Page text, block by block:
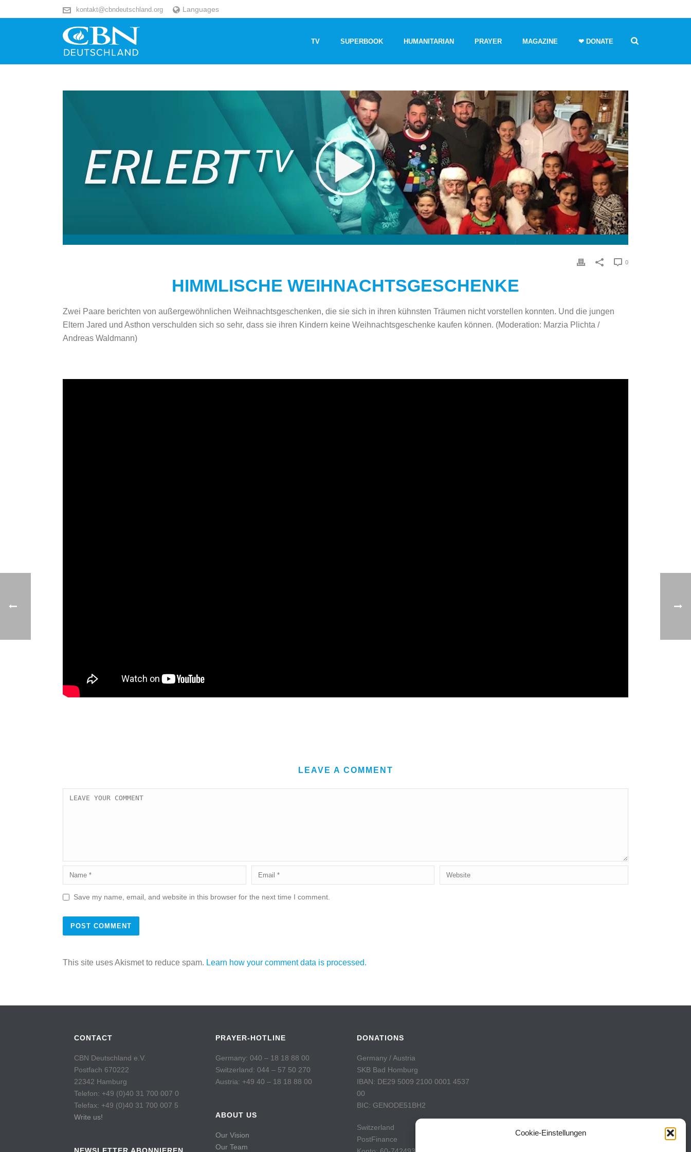
Cookie-Einstellungen
kontakt@cbndeutschland.org Languages
TV SUPERBOOK HUMANITARIAN PRAYER MAGAZINE ❤ DONATE
0
HIMMLISCHE WEIHNACHTSGESCHENKE
Zwei Paare berichten von außergewöhnlichen Weihnachtsgeschenken, die sie sich in ihren kühnsten Träumen nicht vorstellen konnten. Und die jungen
Eltern Jared und Asthon verschulden sich so sehr, dass sie ihren Kindern keine Weihnachtsgeschenke kaufen können. (Moderation: Marzia Plichta /
Andreas Waldmann)
LEAVE A COMMENT
Save my name, email, and website in this browser for the next time I comment.
This site uses Akismet to reduce spam. Learn how your comment data is processed.
CONTACT
CBN Deutschland e.V.
Postfach 670222
22342 Hamburg
Telefon: +49 (0)40 31 700 007 0
Telefax: +49 (0)40 31 700 007 5
Write us!
NEWSLETTER ABONNIEREN
PRAYER-HOTLINE
Germany: 040 – 18 18 88 00
Switzerland: 044 – 57 50 270
Austria: +49 40 – 18 18 88 00
ABOUT US
Our Vision
Our Team
DONATIONS
Germany / Austria
SKB Bad Homburg
IBAN: DE29 5009 2100 0001 4537
00
BIC: GENODE51BH2
Switzerland
PostFinance